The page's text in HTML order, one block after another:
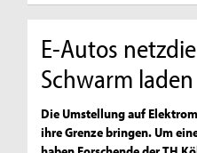
E-Autos
Schwarm laden
Die Umstellung auf
ihre Grenze bringen. Um